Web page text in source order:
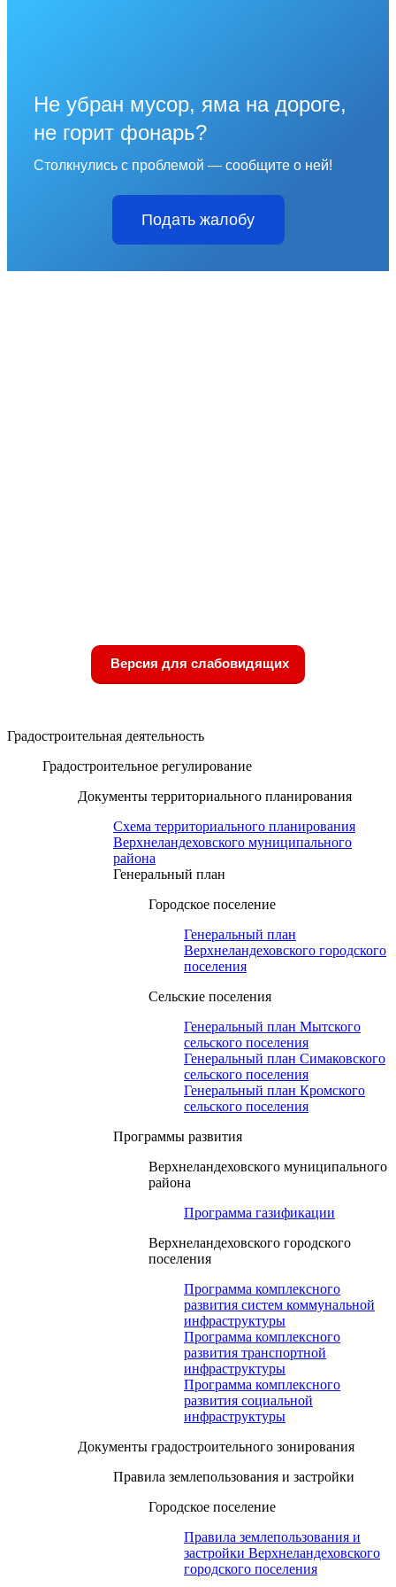
Не убран мусор, яма на дороге,
не горит фонарь?
Столкнулись с проблемой — сообщите о ней!
Подать жалобу
Версия для слабовидящих
Градостроительная деятельность
Градостроительное регулирование
Документы территориального планирования
Схема территориального планирования
Верхнеландеховского муниципального
района
Генеральный план
Городское поселение
Генеральный план
Верхнеландеховского городского
поселения
Сельские поселения
Генеральный план Мытского
сельского поселения
Генеральный план Симаковского
сельского поселения
Генеральный план Кромского
сельского поселения
Программы развития
Верхнеландеховского муниципального
района
Программа газификации
Верхнеландеховского городского
поселения
Программа комплексного
развития систем коммунальной
инфраструктуры
Программа комплексного
развития транспортной
инфраструктуры
Программа комплексного
развития социальной
инфраструктуры
Документы градостроительного зонирования
Правила землепользования и застройки
Городское поселение
Правила землепользования и
застройки Верхнеландеховского
городского поселения